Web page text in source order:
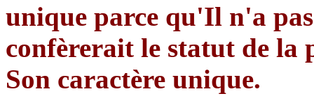
unique parce qu'Il n'a
confèrerait le statut de
Son caractère unique.